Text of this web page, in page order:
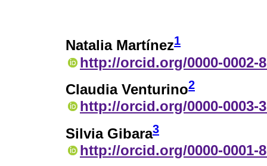
Natalia Martínez1
http://orcid.org/0000-0002-
Claudia Venturino2
http://orcid.org/0000-0003-
Silvia Gibara3
http://orcid.org/0000-0001-